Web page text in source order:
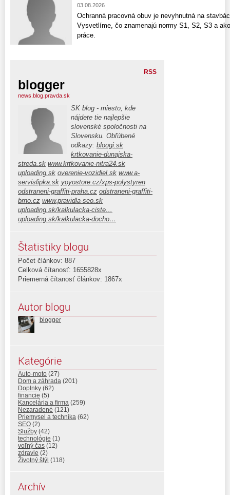
03.08.2026
Ochranná pracovná obuv je nevyhnutná na
Vysvetlíme, čo znamenajú normy S1, S2, S3 a
práce.
RSS
blogger
news.blog.pravda.sk
SK blog - miesto, kde
nájdete tie najlepšie
slovenské spoločnosti na
Slovensku. Obľúbené
odkazy: bloogi.sk
krtkovanie-dunajska-
streda.sk www.krtkovanie-nitra24.sk
uploading.sk overenie-vozidiel.sk www.a-
servislipka.sk yoyostore.cz/xps-polystyren
odstraneni-graffiti-praha.cz odstraneni-graffiti-
brno.cz www.pravidla-seo.sk
uploading.sk/kalkulacka-ciste…
uploading.sk/kalkulacka-docho…
Štatistiky blogu
Počet článkov: 887
Celková čítanosť: 1655828x
Priemerná čítanosť článkov: 1867x
Autor blogu
blogger
Kategórie
Auto-moto (27)
Dom a záhrada (201)
Doplnky (62)
financie (5)
Kancelária a firma (259)
Nezaradené (121)
Priemysel a technika (62)
SEO (2)
Služby (42)
technológie (1)
voľný čas (12)
zdravie (2)
Životný štýl (118)
Archív